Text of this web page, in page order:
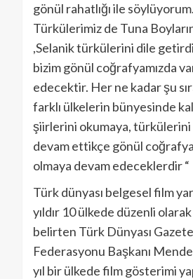
gönül rahatlığı ile
Türkülerimiz de Tuna
,Selanik türkülerini dile
bizim gönül coğrafyamızda
edecektir. Her ne kadar şu
farklı ülkelerin bünyesinde
şiirlerini okumaya, türkülerini
devam ettikçe gönül
olmaya devam edeceklerdir “
Türk dünyası belgesel film
yıldır 10 ülkede düzenli
belirten Türk Dünyası
Federasyonu Başkanı
yıl bir ülkede film gösterimi